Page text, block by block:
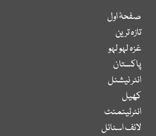
صفحۂ اول
تازہ ترین
غزہ لہو لہو
پاکستان
انٹر نیشنل
کھیل
انٹرٹینمنٹ
لائف اسٹائل